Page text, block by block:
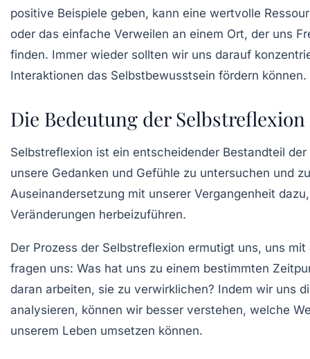
positive Beispiele geben, kann eine wertvolle
oder das einfache Verweilen an einem Ort, der uns
finden. Immer wieder sollten wir uns darauf
Interaktionen das Selbstbewusstsein fördern können.
Die Bedeutung der
Selbstreflexion ist ein entscheidender Bestandteil der
unsere Gedanken und Gefühle zu untersuchen und
Auseinandersetzung mit unserer Vergangenheit
Veränderungen herbeizuführen.
Der Prozess der Selbstreflexion ermutigt uns, uns
fragen uns: Was hat uns zu einem bestimmten
daran arbeiten, sie zu verwirklichen? Indem wir uns
analysieren, können wir besser verstehen, welche
unserem Leben umsetzen können.